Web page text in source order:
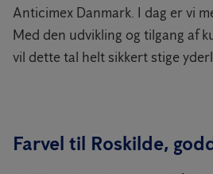
Anticimex Danmark. I dag er vi
Med den udvikling og tilgang af
vil dette tal helt sikkert stige
Farvel til Roskilde,